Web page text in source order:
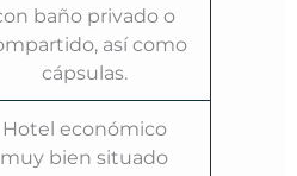
baño privado o
así como
cápsulas.
Hotel económico
muy bien situado